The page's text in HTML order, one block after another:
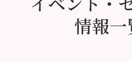
情報一